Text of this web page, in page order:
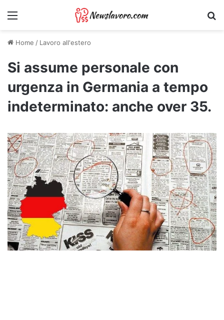
Menu
Home / Lavoro all'estero
Si assume personale con
urgenza in Germania a tempo
indeterminato: anche over 35.